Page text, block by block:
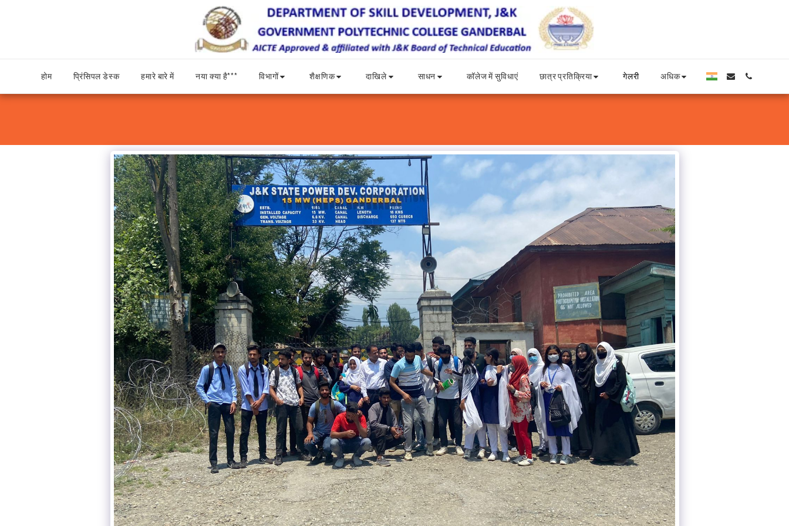
होम प्रिंसिपल डेस्क हमारे बारे में नया क्या है*** विभागों शैक्षणिक दाखिले साधन कॉलेज में सुविधाएं छात्र प्रतिक्रिया गेलरी अधिक